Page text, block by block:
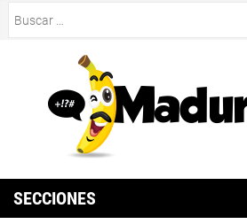
SECCIONES